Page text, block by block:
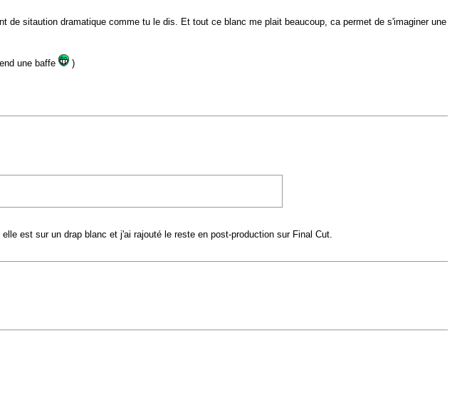
sitaution dramatique comme tu le dis. Et tout ce blanc me plait beaucoup, ca permet de s'imaginer une
une baffe )
est sur un drap blanc et j'ai rajouté le reste en post-production sur Final Cut.